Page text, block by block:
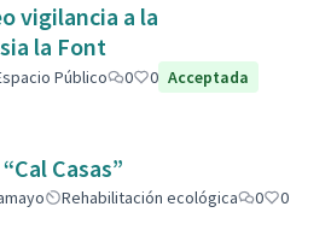
vigilancia a la
la Font
Público 0 0 Acceptada
Casas”
Rehabilitación ecológica 0
0